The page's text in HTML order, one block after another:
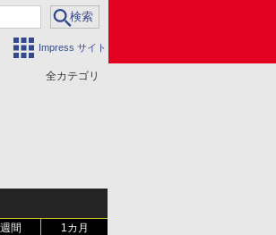
Impress サイト
全カテゴリ
間 1カ月